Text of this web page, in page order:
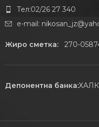
Тел:02/26 27 340
e-mail:
Жиро сметка:270-
Депонентна банка: